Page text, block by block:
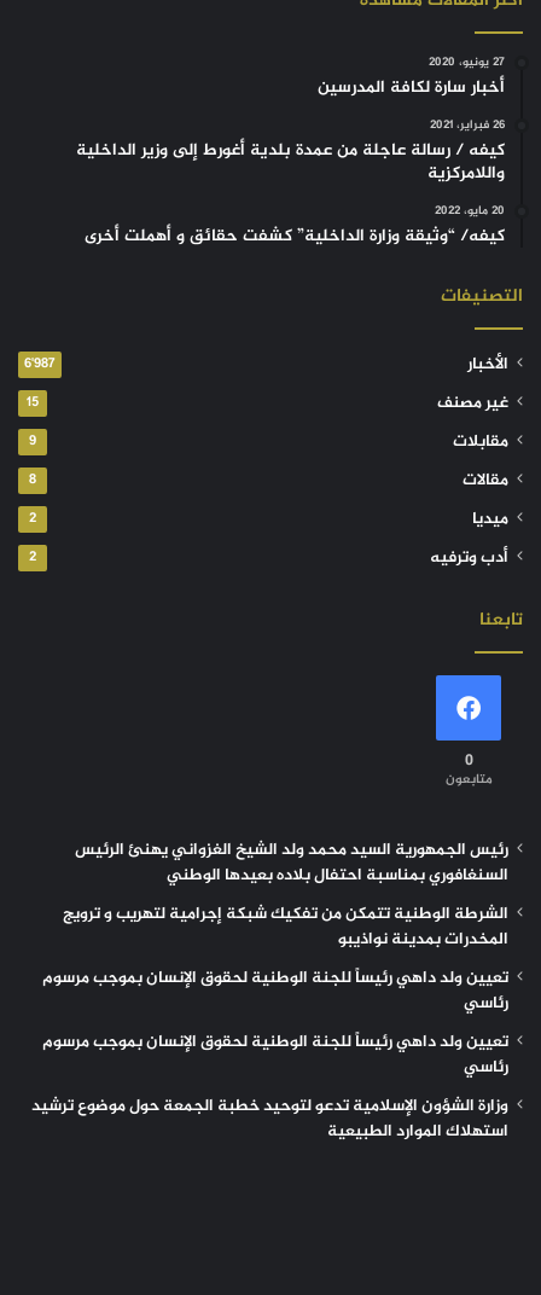
27 يونيو، 2020
أخبار سارة لكافة المدرسين
26 فبراير، 2021
كيفه / رسالة عاجلة من عمدة بلدية أغورط إلى وزير الداخلية
واللامركزية
20 مايو، 2022
كيفه/ “وثيقة وزارة الداخلية” كشفت حقائق و أهملت أخرى
التصنيفات
الأخبار 6٬987
غير مصنف 15
مقابلات 9
مقالات 8
ميديا 2
أدب وترفيه 2
تابعنا
0
متابعون
رئيس الجمهورية السيد محمد ولد الشيخ الغزواني يهنئ الرئيس
السنغافوري بمناسبة احتفال بلاده بعيدها الوطني
الشرطة الوطنية تتمكن من تفكيك شبكة إجرامية لتهريب و ترويج
المخدرات بمدينة نواذيبو
تعيين ولد داهي رئيساً للجنة الوطنية لحقوق الإنسان بموجب مرسوم
رئاسي
تعيين ولد داهي رئيساً للجنة الوطنية لحقوق الإنسان بموجب مرسوم
رئاسي
وزارة الشؤون الإسلامية تدعو لتوحيد خطبة الجمعة حول موضوع ترشيد
استهلاك الموارد الطبيعية